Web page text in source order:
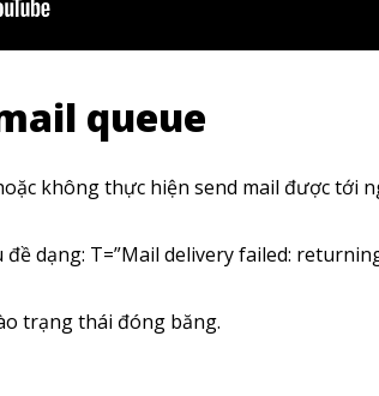
queue
không thực hiện send mail được tới
đề dạng: T=”Mail delivery failed:
trạng thái đóng băng.